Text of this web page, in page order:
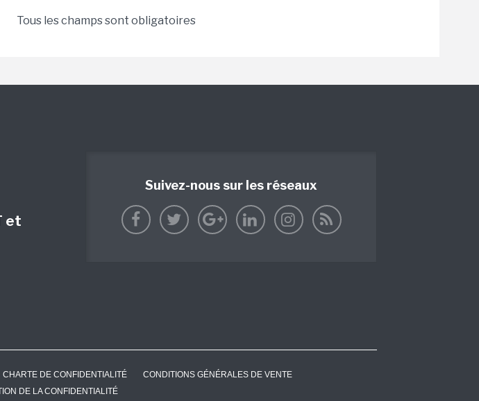
Tous les champs sont obligatoires
et
Suivez-nous sur les réseaux
CHARTE DE CONFIDENTIALITÉ
CONDITIONS GÉNÉRALES DE VENTE
DE LA CONFIDENTIALITÉ